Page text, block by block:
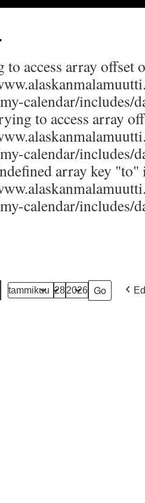
access array offset
calendar/includes/
to access array
calendar/includes/
array key "to"
calendar/includes/
Month
Day
Year